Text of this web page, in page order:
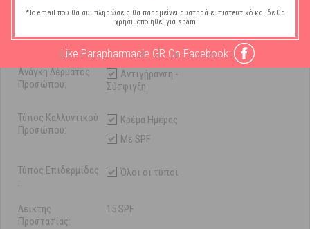
Χαρακτηριστικά
Ανάγκη Δέρματος
Προσώπου:
Αντιγήρανση -
Σύσφιγξη
Τύπος Καλλυντικού
Προσώπου:
Κρέμα Ημέρας
Με SPF
Τύπος Επιδερμίδας
:
Όλοι οι τύποι
Δείκτης
Προστασίας:
15 SPF
*Το email που θα συμπληρώσεις θα παραμείνει αυστηρά εμπιστευτικό και δε θα
χρησιμοποιηθεί για spam
Like Parapharmacie GR On Facebook: